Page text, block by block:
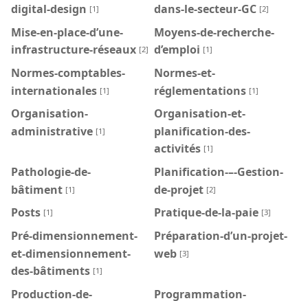
digital-design [1]
dans-le-secteur-GC [2]
Mise-en-place-d’une-
infrastructure-réseaux [2]
Moyens-de-recherche-
d’emploi [1]
Normes-comptables-
internationales [1]
Normes-et-
réglementations [1]
Organisation-
administrative [1]
Organisation-et-
planification-des-
activités [1]
Pathologie-de-
bâtiment [1]
Planification-–-Gestion-
de-projet [2]
Posts [1] Pratique-de-la-paie [3]
Pré-dimensionnement-
et-dimensionnement-
des-bâtiments [1]
Préparation-d’un-projet-
web [3]
Production-de- Programmation-